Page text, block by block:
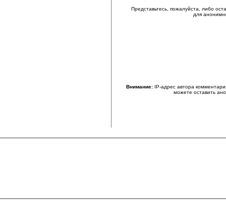
Представьтесь, пожалуйста, либо
для
Внимание:IP-адрес автора
можете оставить